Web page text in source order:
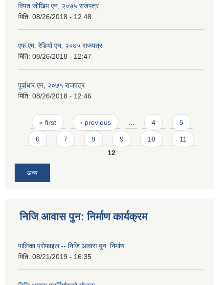
विपत जोखिम एन, २०७५ राजपत्र
मिति: 08/26/2018 - 12:48
एफ.एम. रेडियो एन, २०७५ राजपत्र
मिति: 08/26/2018 - 12:47
पूर्वाधार एन, २०७५ राजपत्र
मिति: 08/26/2018 - 12:46
Pages
« first ‹ previous 4 5
6 7 8 9 10
11
12
अन्य
निजि आवास पुन: निर्माण कार्यक्रम
पालिका प्राेफाइल -- निजि आवास पुन: निर्माण
मिति: 08/21/2019 - 16:35